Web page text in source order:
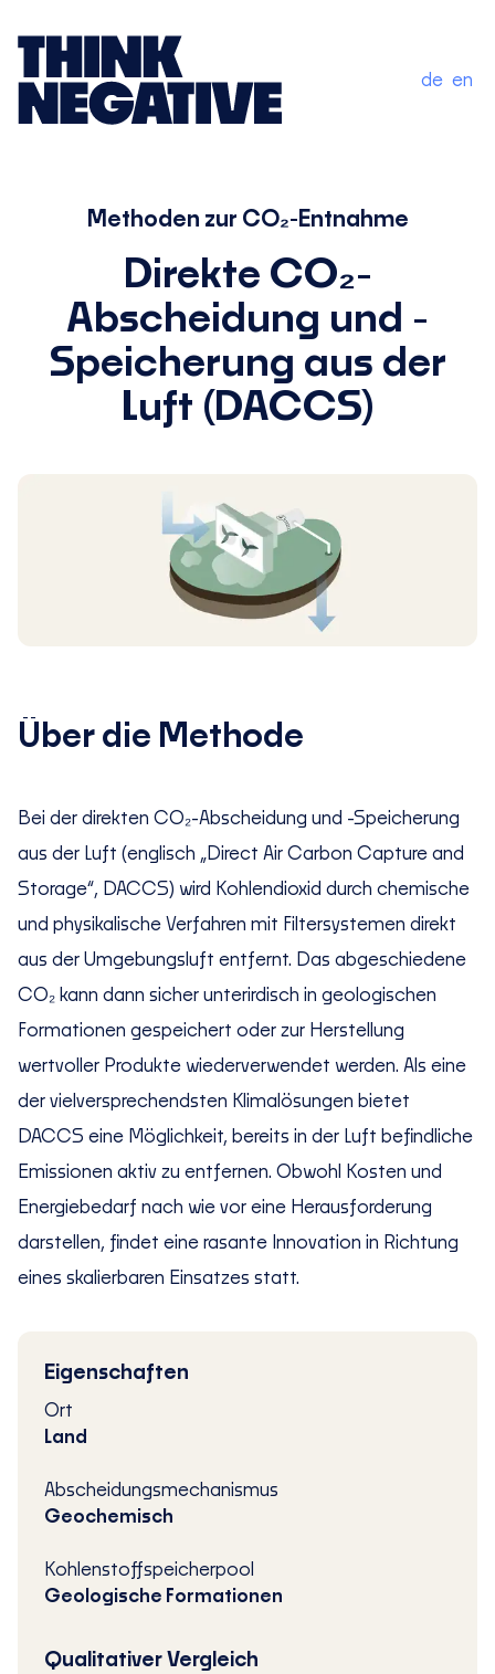
de en
Methoden zur CO₂-Entnahme
Direkte CO₂-
Abscheidung und -
Speicherung aus der
Luft (DACCS)
Über die Methode
Bei der direkten CO₂-Abscheidung und -Speicherung
aus der Luft (englisch „Direct Air Carbon Capture and
Storage“, DACCS) wird Kohlendioxid durch chemische
und physikalische Verfahren mit Filtersystemen direkt
aus der Umgebungsluft entfernt. Das abgeschiedene
CO₂ kann dann sicher unterirdisch in geologischen
Formationen gespeichert oder zur Herstellung
wertvoller Produkte wiederverwendet werden. Als eine
der vielversprechendsten Klimalösungen bietet
DACCS eine Möglichkeit, bereits in der Luft befindliche
Emissionen aktiv zu entfernen. Obwohl Kosten und
Energiebedarf nach wie vor eine Herausforderung
darstellen, findet eine rasante Innovation in Richtung
eines skalierbaren Einsatzes statt.
Eigenschaften
Ort
Land
Abscheidungsmechanismus
Geochemisch
Kohlenstoffspeicherpool
Geologische Formationen
Qualitativer Vergleich